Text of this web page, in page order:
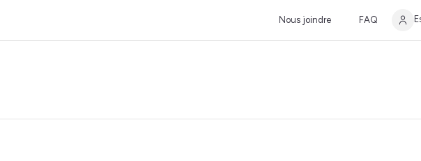
Nous joindre FAQ